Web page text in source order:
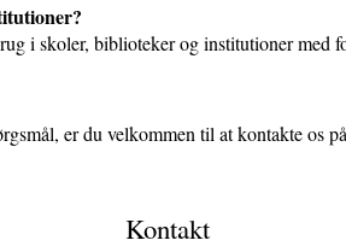
i skoler, biblioteker og institutioner med
er du velkommen til at kontakte os
Kontakt